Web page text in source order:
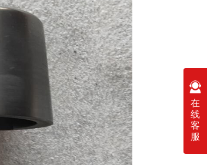
在
线
客
服